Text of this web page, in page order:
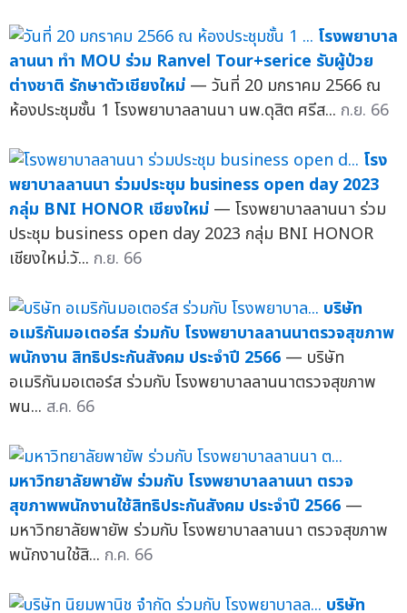
โรงพยาบาล
ลานนา ทำ MOU ร่วม Ranvel Tour+serice รับผู้ป่วย
ต่างชาติ รักษาตัวเชียงใหม่ — วันที่ 20 มกราคม 2566 ณ
ห้องประชุมชั้น 1 โรงพยาบาลลานนา นพ.ดุสิต ศรีส... ก.ย. 66
โรง
พยาบาลลานนา ร่วมประชุม business open day 2023
กลุ่ม BNI HONOR เชียงใหม่ — โรงพยาบาลลานนา ร่วม
ประชุม business open day 2023 กลุ่ม BNI HONOR
เชียงใหม่.วั... ก.ย. 66
บริษัท
อเมริกันมอเตอร์ส ร่วมกับ โรงพยาบาลลานนาตรวจสุขภาพ
พนักงาน สิทธิประกันสังคม ประจำปี 2566 — บริษัท
อเมริกันมอเตอร์ส ร่วมกับ โรงพยาบาลลานนาตรวจสุขภาพ
พน... ส.ค. 66
มหาวิทยาลัยพายัพ ร่วมกับ โรงพยาบาลลานนา ตรวจ
สุขภาพพนักงานใช้สิทธิประกันสังคม ประจำปี 2566 —
มหาวิทยาลัยพายัพ ร่วมกับ โรงพยาบาลลานนา ตรวจสุขภาพ
พนักงานใช้สิ... ก.ค. 66
บริษัท